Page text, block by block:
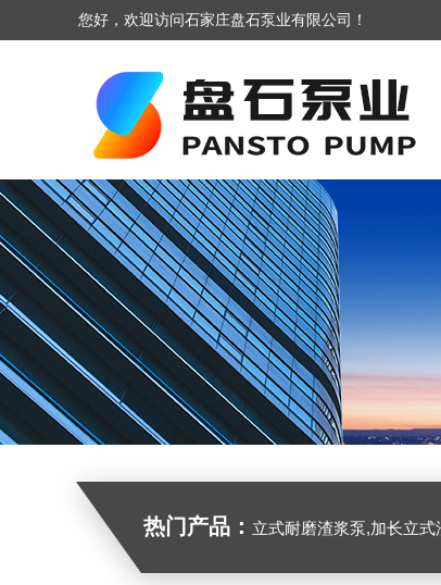
您好，欢迎访问石家庄盘石泵业有限公司！
热门产品： 立式耐磨渣浆泵,加长立